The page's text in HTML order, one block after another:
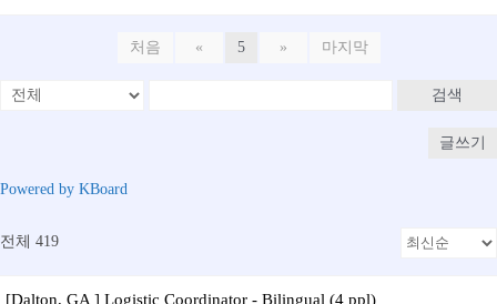
처음 « 5 » 마지막
검색
글쓰기
Powered by KBoard
전체 419
[Dalton, GA ] Logistic Coordinator - Bilingual (4 ppl)